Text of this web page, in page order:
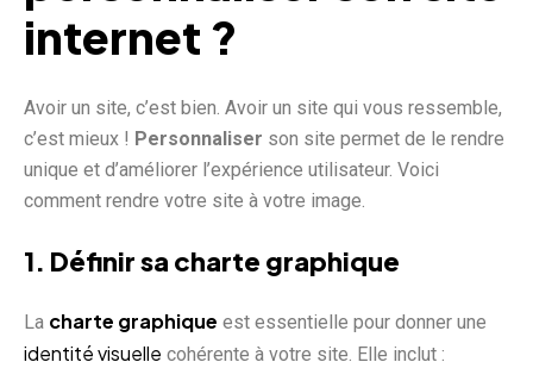
internet ?
Avoir un site, c’est bien. Avoir un site qui vous ressemble,
c’est mieux ! Personnaliser son site permet de le rendre
unique et d’améliorer l’expérience utilisateur. Voici
comment rendre votre site à votre image.
1. Définir sa charte graphique
La charte graphique est essentielle pour donner une
identité visuelle cohérente à votre site. Elle inclut :